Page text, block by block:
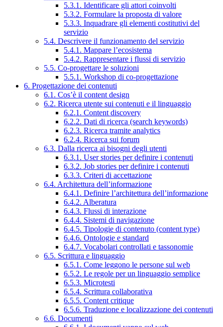
5.3.1. Identificare gli attori coinvolti
5.3.2. Formulare la proposta di valore
5.3.3. Inquadrare gli elementi costitutivi del
servizio
5.4. Descrivere il funzionamento del servizio
5.4.1. Mappare l’ecosistema
5.4.2. Rappresentare i flussi di servizio
5.5. Co-progettare le soluzioni
5.5.1. Workshop di co-progettazione
6. Progettazione dei contenuti
6.1. Cos’è il content design
6.2. Ricerca utente sui contenuti e il linguaggio
6.2.1. Content discovery
6.2.2. Dati di ricerca (search keywords)
6.2.3. Ricerca tramite analytics
6.2.4. Ricerca sui forum
6.3. Dalla ricerca ai bisogni degli utenti
6.3.1. User stories per definire i contenuti
6.3.2. Job stories per definire i contenuti
6.3.3. Criteri di accettazione
6.4. Architettura dell’informazione
6.4.1. Definire l’architettura dell’informazione
6.4.2. Alberatura
6.4.3. Flussi di interazione
6.4.4. Sistemi di navigazione
6.4.5. Tipologie di contenuto (content type)
6.4.6. Ontologie e standard
6.4.7. Vocabolari controllati e tassonomie
6.5. Scrittura e linguaggio
6.5.1. Come leggono le persone sul web
6.5.2. Le regole per un linguaggio semplice
6.5.3. Microtesti
6.5.4. Scrittura collaborativa
6.5.5. Content critique
6.5.6. Traduzione e localizzazione dei contenuti
6.6. Documenti